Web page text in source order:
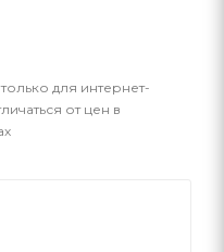
для интернет-
от цен в